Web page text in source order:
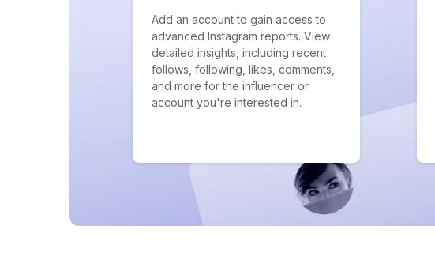
Add an account to gain access to
advanced Instagram reports. View
detailed insights, including recent
follows, following, likes, comments,
and more for the influencer or
account you're interested in.